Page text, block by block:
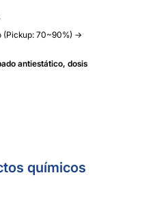
(Pickup: 70~90%) →
antiestático, dosis
químicos